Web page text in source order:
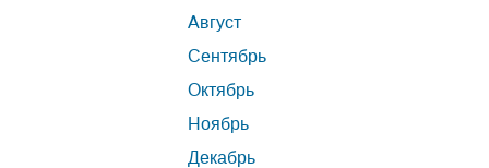
Август
Сентябрь
Октябрь
Ноябрь
Декабрь